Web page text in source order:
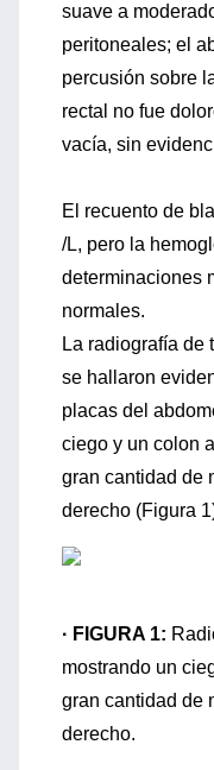
suave a
peritoneales; el
percusión sobre
rectal no fue
vacía, sin
El recuento de
/L, pero la
determinaciones
normales.
La radiografía de
se hallaron
placas del
ciego y un colon
gran cantidad de
derecho (Figura
· FIGURA 1:
mostrando un
gran cantidad de
derecho.